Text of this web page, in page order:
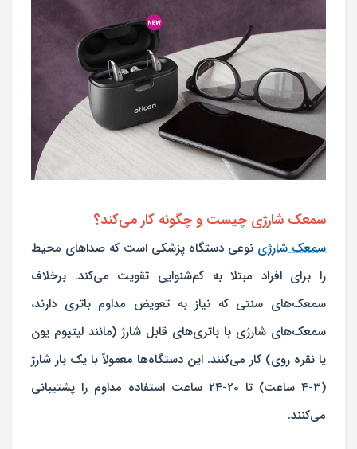
سمعک شارژی چیست و چگونه کار می‌کند؟
سمعک شارژی نوعی دستگاه پزشکی است که صداهای محیط
را برای افراد مبتلا به کم‌شنوایی تقویت می‌کند. برخلاف
سمعک‌های سنتی که نیاز به تعویض مداوم باتری دارند،
سمعک‌های شارژی با باتری‌های قابل شارژ (مانند لیتیوم یون
یا نقره روی) کار می‌کنند. این دستگاه‌ها معمولاً با یک بار شارژ
(3-4 ساعت) تا 20-24 ساعت استفاده مداوم را پشتیبانی
می‌کنند.